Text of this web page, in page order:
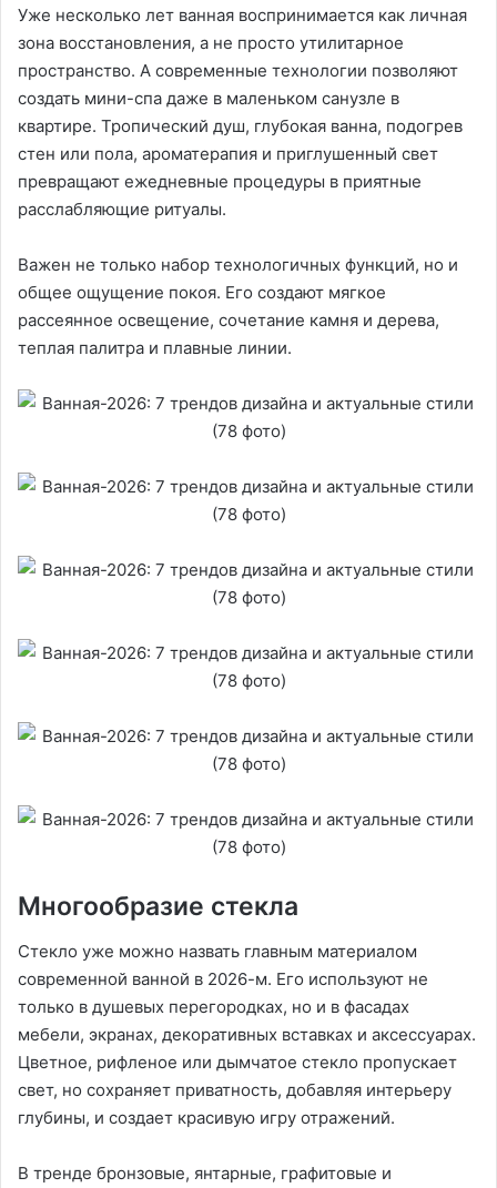
Уже несколько лет ванная воспринимается как личная
зона восстановления, а не просто утилитарное
пространство. А современные технологии позволяют
создать мини-спа даже в маленьком санузле в
квартире. Тропический душ, глубокая ванна, подогрев
стен или пола, ароматерапия и приглушенный свет
превращают ежедневные процедуры в приятные
расслабляющие ритуалы.
Важен не только набор технологичных функций, но и
общее ощущение покоя. Его создают мягкое
рассеянное освещение, сочетание камня и дерева,
теплая палитра и плавные линии.
Многообразие стекла
Стекло уже можно назвать главным материалом
современной ванной в 2026-м. Его используют не
только в душевых перегородках, но и в фасадах
мебели, экранах, декоративных вставках и аксессуарах.
Цветное, рифленое или дымчатое стекло пропускает
свет, но сохраняет приватность, добавляя интерьеру
глубины, и создает красивую игру отражений.
В тренде бронзовые, янтарные, графитовые и